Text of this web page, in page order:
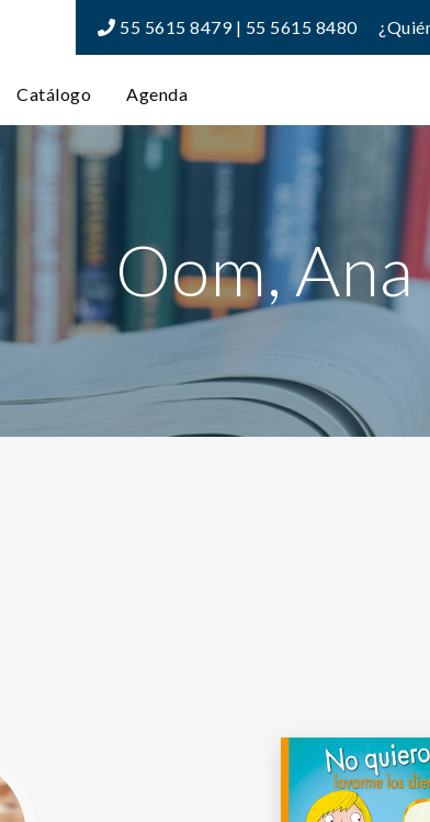
55 5615 8479 | 55 5615 8480
Catálogo Agenda
Oom, Ana